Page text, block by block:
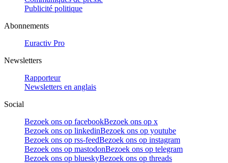
Publicité politique
Abonnements
Euractiv Pro
Newsletters
Rapporteur
Newsletters en anglais
Social
Bezoek ons op facebookBezoek ons op x
Bezoek ons op linkedinBezoek ons op youtube
Bezoek ons op rss-feedBezoek ons op instagram
Bezoek ons op mastodonBezoek ons op telegram
Bezoek ons op blueskyBezoek ons op threads